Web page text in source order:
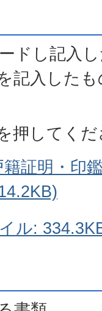
ドし記入
記入した
押してく
証明・印
ル: